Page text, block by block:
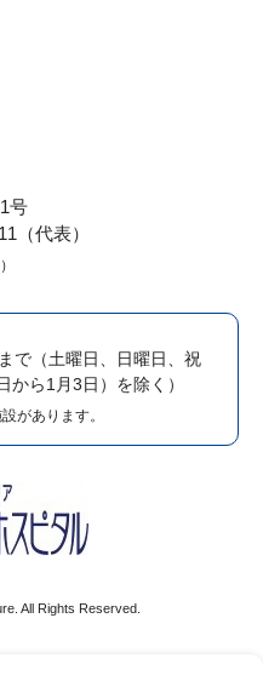
号
（代表）
で （土曜日、日曜日、祝
から1月3日）を除く）
があります。
All Rights Reserved.